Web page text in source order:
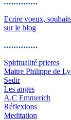
Ecrire voeux,
sur le blog
..............
Spiritualité prieres
Maitre Philippe de
Sedir
Les anges
A.C Emmerich
Réflexions
Meditation